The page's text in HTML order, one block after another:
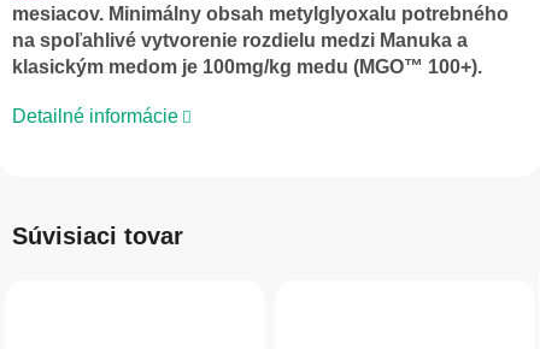
mesiacov. Minimálny obsah metylglyoxalu potrebného
na spoľahlivé vytvorenie rozdielu medzi Manuka a
klasickým medom je 100mg/kg medu (MGO™ 100+).
Detailné informácie
Súvisiaci tovar